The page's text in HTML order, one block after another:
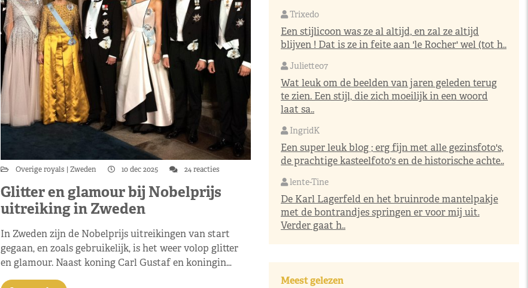
Overige royals Zweden 10 dec 2025 24 reacties
Glitter en glamour bij Nobelprijs
uitreiking in Zweden
In Zweden zijn de Nobelprijs uitreikingen van start
gegaan, en zoals gebruikelijk, is het weer volop glitter
en glamour. Naast koning Carl Gustaf en koningin…
Trixedo
Een stijlicoon was ze al altijd, en zal ze altijd
blijven ! Dat is ze in feite aan 'le Rocher' wel (tot h..
Juliette07
Wat leuk om de beelden van jaren geleden terug
te zien. Een stijl, die zich moeilijk in een woord
laat sa..
IngridK
Een super leuk blog ; erg fijn met alle gezinsfoto's,
de prachtige kasteelfoto's en de historische achte..
lente-Tine
De Karl Lagerfeld en het bruinrode mantelpakje
met de bontrandjes springen er voor mij uit.
Verder gaat h..
Meest gelezen